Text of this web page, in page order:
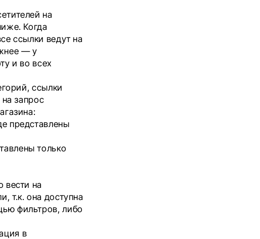
на
Когда
ссылки ведут на
— у
и во всех
ссылки
запрос
представлены
только
вести на
т.к. она доступна
фильтров, либо
в